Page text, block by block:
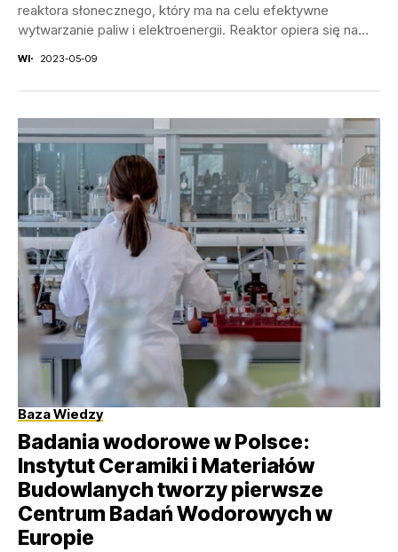
reaktora słonecznego, który ma na celu efektywne
wytwarzanie paliw i elektroenergii. Reaktor opiera się na
WI 2023-05-09
Baza Wiedzy
Badania wodorowe w Polsce:
Instytut Ceramiki i Materiałów
Budowlanych tworzy pierwsze
Centrum Badań Wodorowych w
Europie